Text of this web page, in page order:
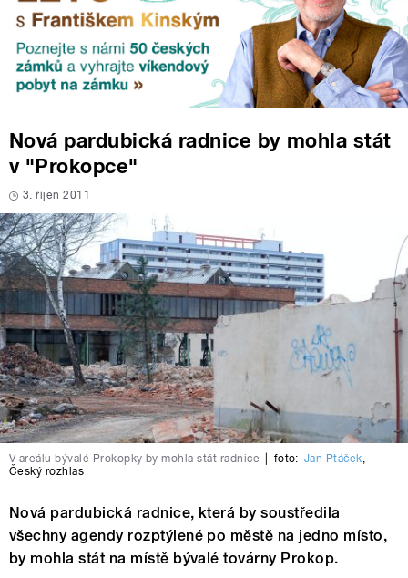
Nová pardubická radnice by mohla stát
v "Prokopce"
3. říjen 2011
V areálu bývalé Prokopky by mohla stát radnice foto: Jan Ptáček,
Český rozhlas
Nová pardubická radnice, která by soustředila
všechny agendy rozptýlené po městě na jedno místo,
by mohla stát na místě bývalé továrny Prokop.